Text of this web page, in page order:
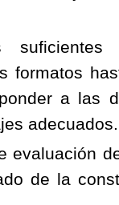
formatos
a las
adecuados.
evaluación
de la